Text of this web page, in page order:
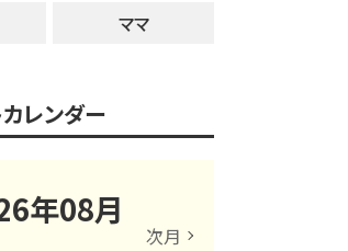
ママ
レンダー
年08月
次月